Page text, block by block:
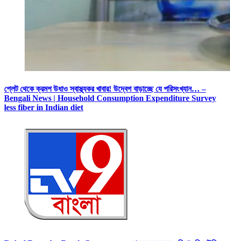
প্লেট থেকে ক্রমশ উধাও স্বাস্থ্যকর খাবার! উদ্বেগ বাড়াচ্ছে যে পরিসংখ্যান… –
Bengali News | Household Consumption Expenditure Survey
less fiber in Indian diet